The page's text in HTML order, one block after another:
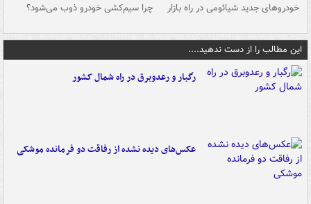
خودروهای جدید شیائومی در راه بازار چرا سیم‌کشی خودرو ذوب می‌شود؟
این مطالب را از دست ندهید....
رگبار و رعدوبرق در راه شمال کشور
عکس‌های دیده نشده از رفاقت دو فرمانده‌ موشکی